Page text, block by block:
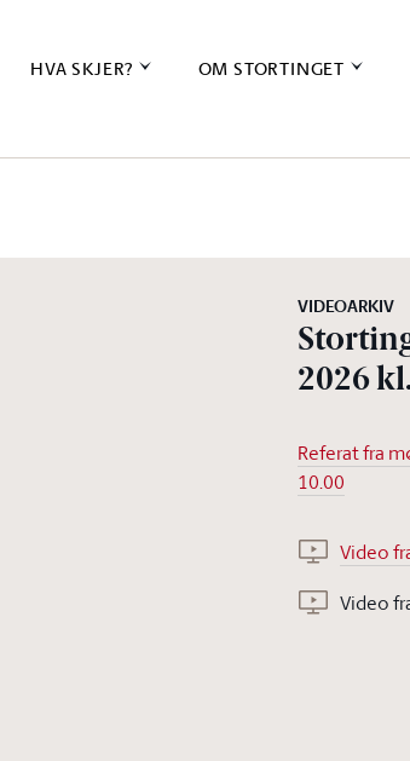
HVA SKJER? OM STORTINGET
VIDEOARKIV
2026
Referat fra
10.00
Video
Video